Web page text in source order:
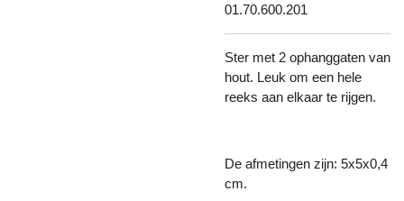
01.70.600.201
Ster met 2 ophanggaten van
hout. Leuk om een hele
reeks aan elkaar te rijgen.
De afmetingen zijn: 5x5x0,4
cm.